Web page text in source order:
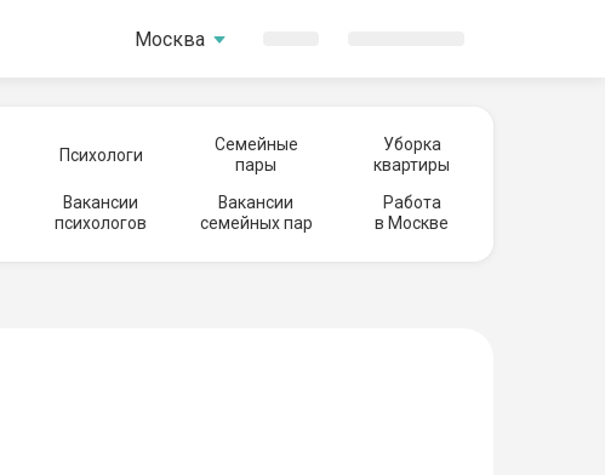
Москва
Психологи
Семейные
пары
Уборка
квартиры
Вакансии
психологов
Вакансии
семейных пар
Работа
в Москве